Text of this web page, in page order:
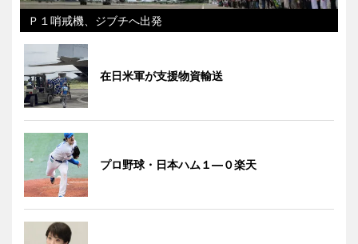
Ｐ１哨戒機、ジブチへ出発
在日米軍が支援物資輸送
プロ野球・日本ハム１―０楽天